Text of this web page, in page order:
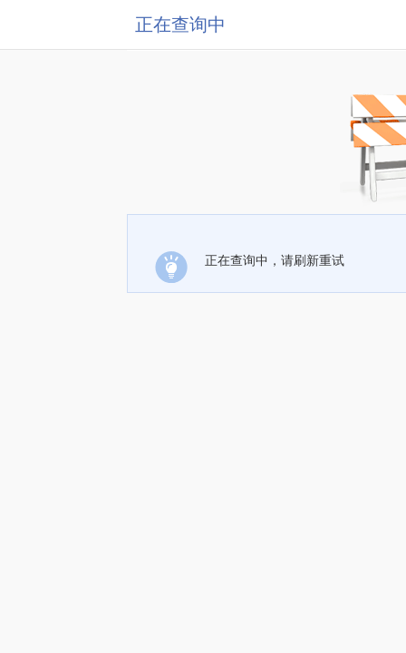
正在查询中
正在查询中，请刷新重试